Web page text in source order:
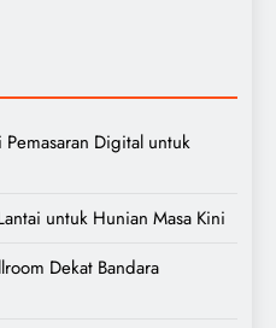
Digital untuk
untuk Hunian Masa Kini
Dekat Bandara